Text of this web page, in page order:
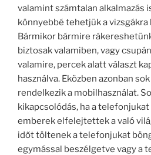
valamint számtalan alkalmazás
könnyebbé tehetjük a
Bármikor bármire
biztosak valamiben, vagy
valamire, percek alatt választ
használva. Eközben azonban
rendelkezik a mobilhasználat.
kikapcsolódás, ha a
emberek elfelejtettek a való
időt töltenek a telefonjukat
egymással beszélgetve vagy a